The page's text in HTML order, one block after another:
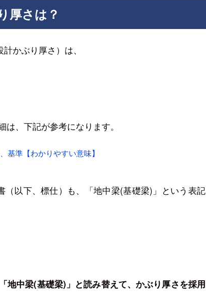
厚さは？
かぶり厚さ）は、
、下記が参考になります。
基準【わかりやすい意味】
（以下、標仕）も、「地中梁(基礎梁)」という表記
「地中梁(基礎梁)」と読み替えて、かぶり厚さを採用